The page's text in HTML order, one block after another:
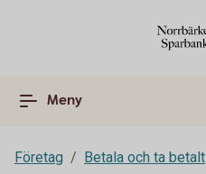
Meny
Företag Betala och ta betalt